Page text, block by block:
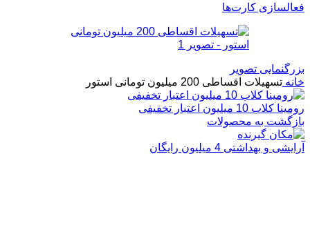
فعالسازی کارت‌ها
بزرگنمایی تصویر
خانه تسهیلات اقساطی 200 میلیون تومانی استور
رومینا کلاب 10 میلیون اعتبار تخفیفی
بازگشت به محصولات
آرایشی و بهداشتی 4 میلیون رایگان